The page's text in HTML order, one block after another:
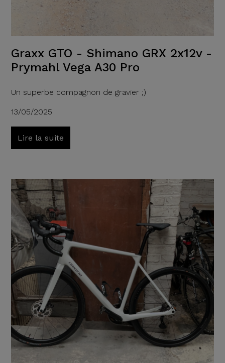
Graxx GTO - Shimano GRX 2x12v -
Prymahl Vega A30 Pro
Un superbe compagnon de gravier ;)
13/05/2025
Lire la suite